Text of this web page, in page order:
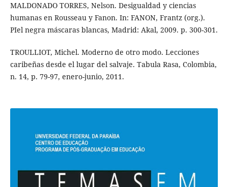
MALDONADO TORRES, Nelson. Desigualdad y ciencias
humanas en Rousseau y Fanon. In: FANON, Frantz (org.).
PIel negra máscaras blancas, Madrid: Akal, 2009. p. 300-301.
TROULLIOT, Michel. Moderno de otro modo. Lecciones
caribeñas desde el lugar del salvaje. Tabula Rasa, Colombia,
n. 14, p. 79-97, enero-junio, 2011.